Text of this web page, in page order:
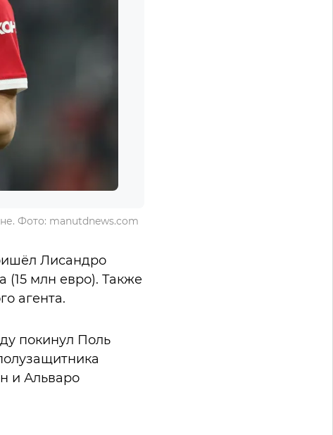
Фото: manutdnews.com
Лисандро
(15 млн евро). Также
агента.
покинул Поль
и Альваро